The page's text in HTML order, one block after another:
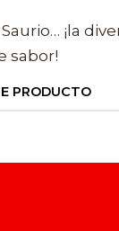
¡la
sabor!
PRODUCTO